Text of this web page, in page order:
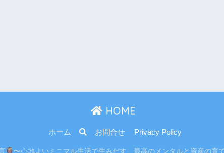
HOME
ホーム お問合せ Privacy Policy
〜心地よいミニマル生活で生みだす、最高のメンタルと資産の育